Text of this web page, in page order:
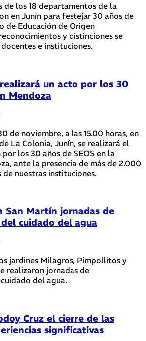
de los 18 departamentos de la
en Junín para festejar 30 años de
de Educación de Origen
y distinciones se
e instituciones.
un acto por los 30
Mendoza
de noviembre, a las 15.00 horas, en
La Colonia, Junín, se realizará el
los 30 años de SEOS en la
ante la presencia de más de 2.000
de nuestras instituciones.
San Martín jornadas de
cuidado del agua
jardines Milagros, Pimpollitos y
realizaron jornadas de
del agua.
Cruz el cierre de las
significativas